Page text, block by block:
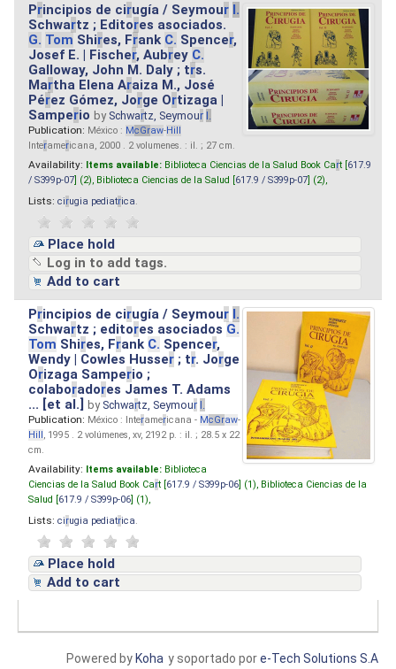
Principios de cirugía / Seymour I.
Schwartz ; Editores asociados.
G. Tom Shires, Frank C. Spencer,
Josef E. | Fischer, Aubrey C.
Galloway, John M. Daly ; trs.
Martha Elena Araiza M., José
Pérez Gómez, Jorge Ortizaga |
Samperio by Schwartz, Seymour I.
Publication: México : McGraw-Hill
Interamericana, 2000 . 2 volumenes. : il. ; 27 cm.
Availability: Items available: Biblioteca Ciencias de la Salud Book Cart [ 617.9
/ S399p-07 ] (2), Biblioteca Ciencias de la Salud [ 617.9 / S399p-07 ] (2),
Lists: cirugia pediatrica
Place hold
Log in to add tags.
Add to cart
Principios de cirugía / Seymour I.
Schwartz ; editores asociados G.
Tom Shires, Frank C. Spencer,
Wendy | Cowles Husser ; tr. Jorge
Orizaga Samperio ;
colaboradores James T. Adams
... [et al.]by Schwartz, Seymour I.
Publication: México : Interamericana - McGraw-
Hill, 1995 . 2 volúmenes, xv, 2192 p. : il. ; 28.5 x 22
cm.
Availability: Items available: Biblioteca
Ciencias de la Salud Book Cart [ 617.9 / S399p-06 ] (1), Biblioteca Ciencias de la
Salud [ 617.9 / S399p-06 ] (1),
Lists: cirugia pediatrica
Place hold
Add to cart
y soportado pore-Tech Solutions S.A
Powered by Koha